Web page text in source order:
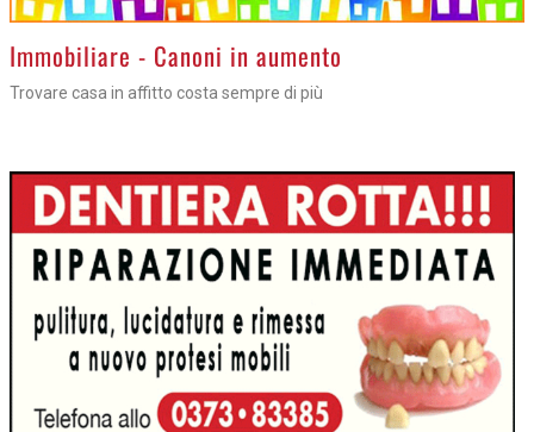
>Immobiliare - Canoni in aumento
Trovare casa in affitto costa sempre di più